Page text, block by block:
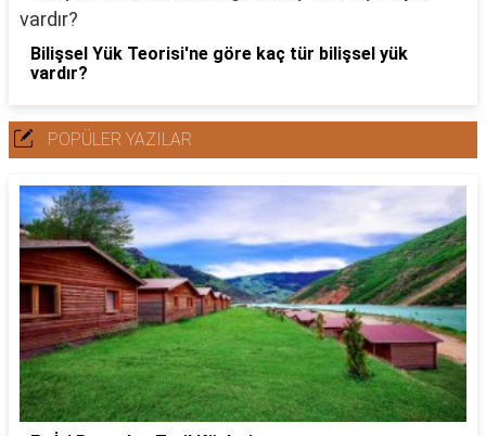
Bilişsel Yük Teorisi'ne göre kaç tür bilişsel yük
vardır?
POPÜLER YAZILAR